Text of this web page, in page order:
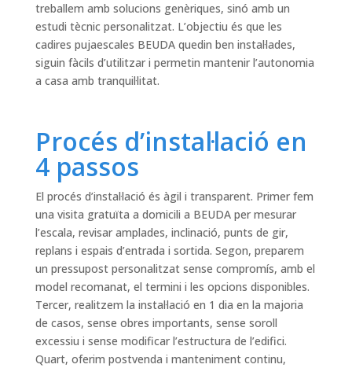
treballem amb solucions genèriques, sinó amb un
estudi tècnic personalitzat. L’objectiu és que les
cadires pujaescales BEUDA quedin ben instal·lades,
siguin fàcils d’utilitzar i permetin mantenir l’autonomia
a casa amb tranquil·litat.
Procés d’instal·lació en
4 passos
El procés d’instal·lació és àgil i transparent. Primer fem
una visita gratuïta a domicili a BEUDA per mesurar
l’escala, revisar amplades, inclinació, punts de gir,
replans i espais d’entrada i sortida. Segon, preparem
un pressupost personalitzat sense compromís, amb el
model recomanat, el termini i les opcions disponibles.
Tercer, realitzem la instal·lació en 1 dia en la majoria
de casos, sense obres importants, sense soroll
excessiu i sense modificar l’estructura de l’edifici.
Quart, oferim postvenda i manteniment continu,